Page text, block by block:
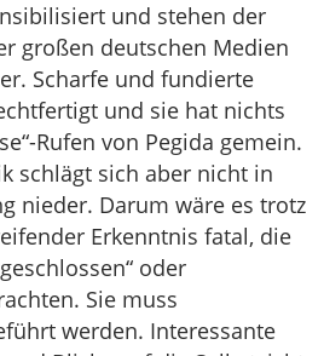
und stehen der
großen deutschen Medien
Scharfe und fundierte
und sie hat nichts
Rufen von Pegida gemein.
schlägt sich aber nicht in
nieder. Darum wäre es trotz
Erkenntnis fatal, die
oder
Sie muss
werden. Interessante